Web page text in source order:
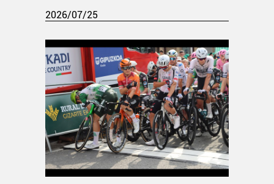
2026/07/25